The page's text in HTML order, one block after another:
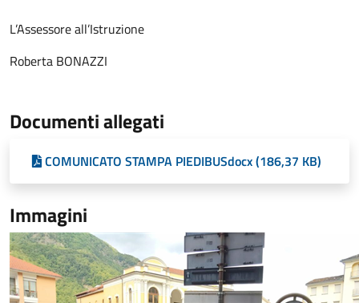
L’Assessore all’Istruzione
Roberta BONAZZI
Documenti allegati
COMUNICATO STAMPA PIEDIBUSdocx (186,37 KB)
Immagini